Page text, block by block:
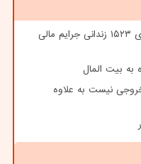
مشارکت ستاد اجرائی فرمان امام در آزادی ۱۵۲۳ زندانی جرایم مالی
نیست به علاوه